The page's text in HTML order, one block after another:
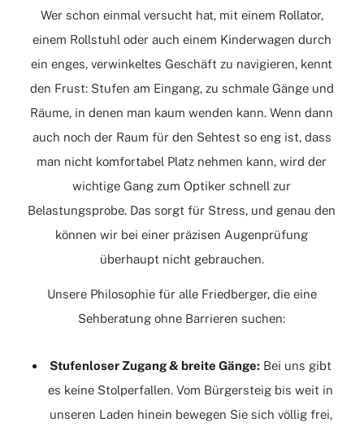
Wer schon einmal versucht hat, mit einem Rollator,
einem Rollstuhl oder auch einem Kinderwagen durch
ein enges, verwinkeltes Geschäft zu navigieren, kennt
den Frust: Stufen am Eingang, zu schmale Gänge und
Räume, in denen man kaum wenden kann. Wenn dann
auch noch der Raum für den Sehtest so eng ist, dass
man nicht komfortabel Platz nehmen kann, wird der
wichtige Gang zum Optiker schnell zur
Belastungsprobe. Das sorgt für Stress, und genau den
können wir bei einer präzisen Augenprüfung
überhaupt nicht gebrauchen.
Unsere Philosophie für alle Friedberger, die eine
Sehberatung ohne Barrieren suchen:
Stufenloser Zugang & breite Gänge: Bei uns gibt
es keine Stolperfallen. Vom Bürgersteig bis weit in
unseren Laden hinein bewegen Sie sich völlig frei,